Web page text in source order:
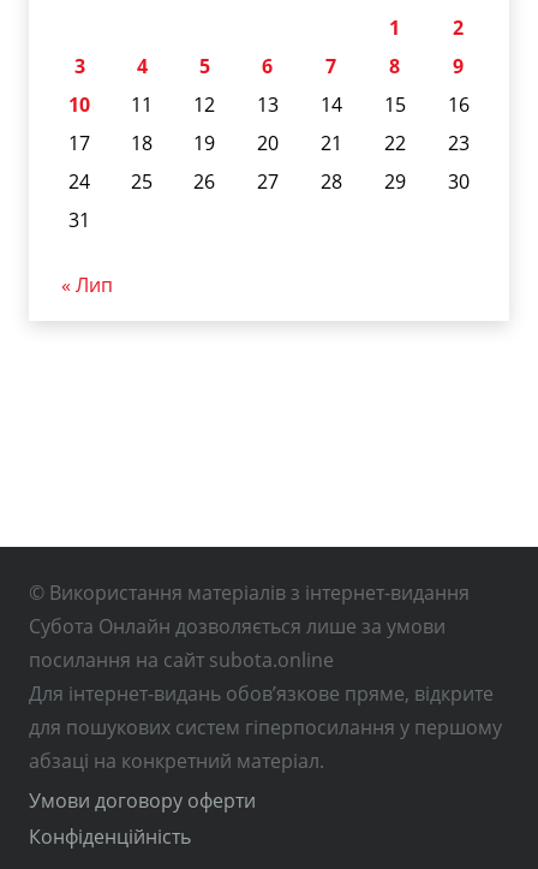
1
2
3
4 5 6 7 8
9
10
11 12 13 14 15
16
17
18 19 20 21 22
23
24
25 26 27 28 29
30
31
« Лип
© Використання матеріалів з інтернет-видання
Субота Онлайн дозволяється лише за умови
посилання на сайт subota.online
Для інтернет-видань обов’язкове пряме, відкрите
для пошукових систем гіперпосилання у першому
абзаці на конкретний матеріал.
Умови договору оферти
Конфіденційність